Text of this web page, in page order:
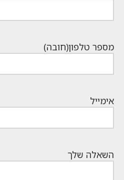
מספר טלפון(חובה)
אימייל
השאלה שלך